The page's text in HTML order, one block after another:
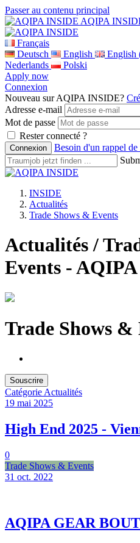
Passer au contenu principal
AQIPA
Français
Deutsch
English English
Nederlands
Polski
Apply now
Connexion
Nouveau sur AQIPA INSIDE?
Adresse e-mail
Mot de passe
Rester connecté ?
Besoin d'un rappel de
INSIDE
Actualités
Trade Shows & Events
Actualités /
Events -
Trade Shows &
Souscrire
Catégorie Actualités
19 mai 2025
High End 2025 -
0
Trade Shows & Events
31 oct. 2022
AQIPA GEAR